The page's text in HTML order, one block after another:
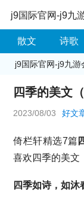
j9国际官网-j9九
散文 诗歌
j9国际官网-j9九游
四季的美文
2023/08/03 好文
倚栏轩精选7篇
喜欢四季的美文
四季如诗，如沐